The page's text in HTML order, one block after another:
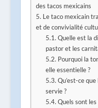
des tacos mexicains
5. Le taco mexicain
et de convivialité
5.1. Quelle est la
pastor et les
5.2. Pourquoi la
elle essentielle ?
5.3. Qu’est-ce
servie ?
5.4. Quels sont